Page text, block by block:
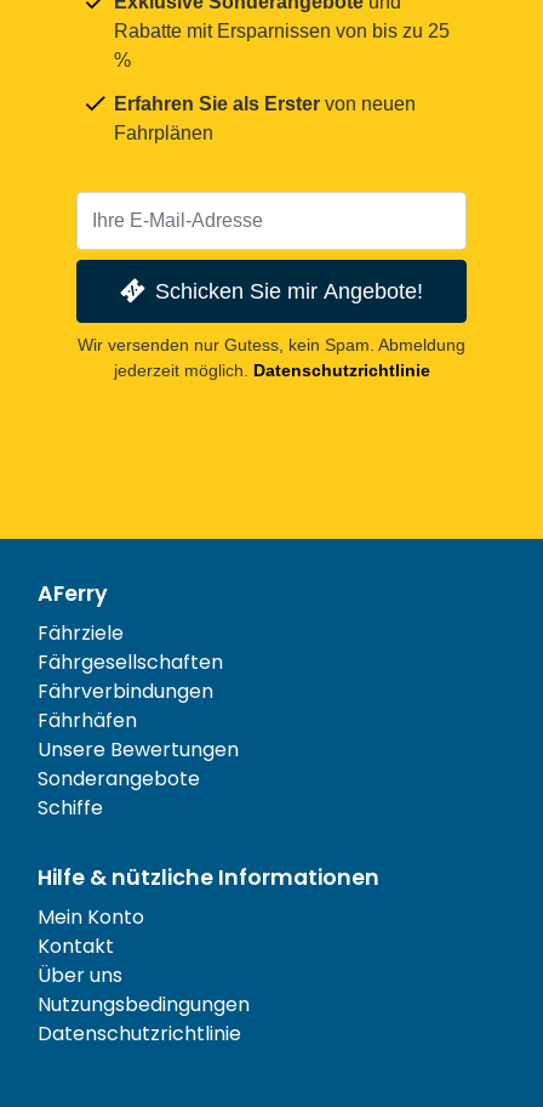
Rabatte mit Ersparnissen von bis zu 25
%
Erfahren Sie als Erster von neuen
Fahrplänen
Schicken Sie mir Angebote!
Wir versenden nur Gutess, kein Spam. Abmeldung
jederzeit möglich.
Datenschutzrichtlinie
AFerry
Fährziele
Fährgesellschaften
Fährverbindungen
Fährhäfen
Unsere Bewertungen
Sonderangebote
Schiffe
Hilfe & nützliche Informationen
Mein Konto
Kontakt
Über uns
Nutzungsbedingungen
Datenschutzrichtlinie